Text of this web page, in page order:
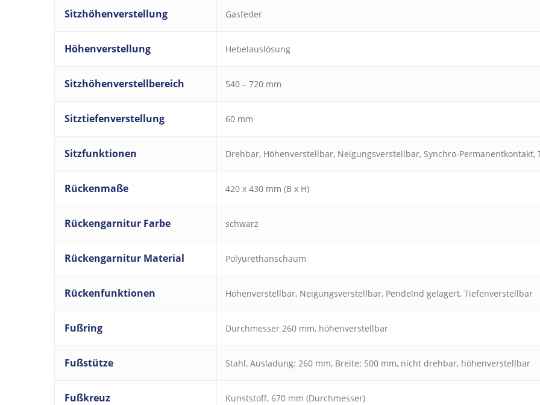
Sitzhöhenverstellung Gasfeder
Höhenverstellung Hebelauslösung
Sitzhöhenverstellbereich 540 – 720 mm
Sitztiefenverstellung 60 mm
Sitzfunktionen Drehbar, Höhenverstellbar, Neigungsverstellbar, Synchro-Permanentkontakt,
Rückenmaße 420 x 430 mm (B x H)
Rückengarnitur Farbe schwarz
Rückengarnitur Material Polyurethanschaum
Rückenfunktionen Höhenverstellbar, Neigungsverstellbar, Pendelnd gelagert, Tiefenverstellbar
Fußring Durchmesser 260 mm, höhenverstellbar
Fußstütze Stahl, Ausladung: 260 mm, Breite: 500 mm, nicht drehbar, höhenverstellbar
Fußkreuz Kunststoff, 670 mm (Durchmesser)